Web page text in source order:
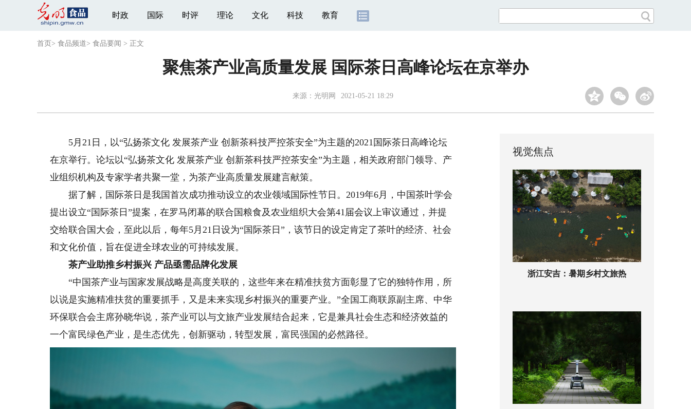
时政 国际 时评 理论 文化 科技 教育
首页 > 食品频道> 食品要闻 > 正文
聚焦茶产业高质量发展 国际茶日高峰论坛在京举办
来源： 光明网 2021-05-21 18:29
5月21日，以“弘扬茶文化 发展茶产业 创新茶科技严控茶安全”为主题的2021国际茶日高峰论坛
在京举行。论坛以“弘扬茶文化 发展茶产业 创新茶科技严控茶安全”为主题，相关政府部门领导、产
业组织机构及专家学者共聚一堂，为茶产业高质量发展建言献策。
据了解，国际茶日是我国首次成功推动设立的农业领域国际性节日。2019年6月，中国茶叶学会
提出设立“国际茶日”提案，在罗马闭幕的联合国粮食及农业组织大会第41届会议上审议通过，并提
交给联合国大会，至此以后，每年5月21日设为“国际茶日”，该节日的设定肯定了茶叶的经济、社会
和文化价值，旨在促进全球农业的可持续发展。
茶产业助推乡村振兴 产品亟需品牌化发展
“中国茶产业与国家发展战略是高度关联的，这些年来在精准扶贫方面彰显了它的独特作用，所
以说是实施精准扶贫的重要抓手，又是未来实现乡村振兴的重要产业。”全国工商联原副主席、中华
环保联合会主席孙晓华说，茶产业可以与文旅产业发展结合起来，它是兼具社会生态和经济效益的
一个富民绿色产业，是生态优先，创新驱动，转型发展，富民强国的必然路径。
视觉焦点
浙江安吉：暑期乡村文旅热